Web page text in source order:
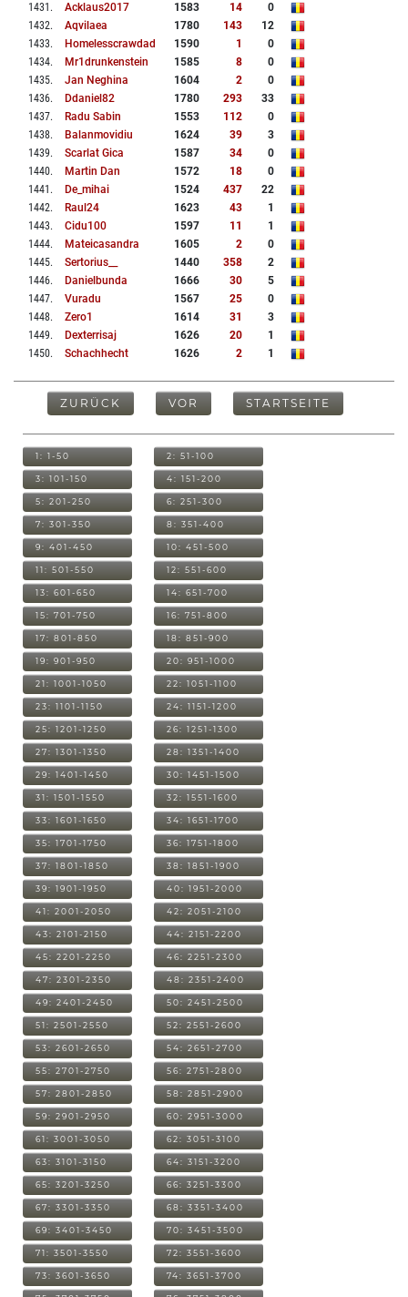
1431 . Acklaus2017 1583 14
0
1432. Aqvilaea 1780 143
12
1433. Homelesscrawdad 1590 1
0
1434. Mr1drunkenstein 1585 8
0
1435. Jan Neghina 1604 2
0
1436. Ddaniel82 1780 293
33
1437. Radu Sabin 1553 112
0
1438. Balanmovidiu 1624 39
3
1439. Scarlat Gica 1587 34
0
1440. Martin Dan 1572 18
0
1441 . De_mihai 1524 437
22
1442. Raul24 1623 43
1
1443. Cidu100 1597 11
1
1444. Mateicasandra 1605 2
0
1445. Sertorius__ 1440 358
2
1446. Danielbunda 1666 30
5
1447. Vuradu 1567 25
0
1448. Zero1 1614 31
3
1449. Dexterrisaj 1626 20
1
1450. Schachhecht 1626 2 1
ZURÜCK VOR STARTSEITE
1: 1-50 2: 51-100
3: 101-150 4: 151-200
5: 201-250 6: 251-300
7: 301-350 8: 351-400
9: 401-450 10: 451-500
11: 501-550 12: 551-600
13: 601-650 14: 651-700
15: 701-750 16: 751-800
17: 801-850 18: 851-900
19: 901-950 20: 951-1000
21: 1001-1050 22: 1051-1100
23: 1101-1150 24: 1151-1200
25: 1201-1250 26: 1251-1300
27: 1301-1350 28: 1351-1400
29: 1401-1450 30: 1451-1500
31: 1501-1550 32: 1551-1600
33: 1601-1650 34: 1651-1700
35: 1701-1750 36: 1751-1800
37: 1801-1850 38: 1851-1900
39: 1901-1950 40: 1951-2000
41: 2001-2050 42: 2051-2100
43: 2101-2150 44: 2151-2200
45: 2201-2250 46: 2251-2300
47: 2301-2350 48: 2351-2400
49: 2401-2450 50: 2451-2500
51: 2501-2550 52: 2551-2600
53: 2601-2650 54: 2651-2700
55: 2701-2750 56: 2751-2800
57: 2801-2850 58: 2851-2900
59: 2901-2950 60: 2951-3000
61: 3001-3050 62: 3051-3100
63: 3101-3150 64: 3151-3200
65: 3201-3250 66: 3251-3300
67: 3301-3350 68: 3351-3400
69: 3401-3450 70: 3451-3500
71: 3501-3550 72: 3551-3600
73: 3601-3650 74: 3651-3700